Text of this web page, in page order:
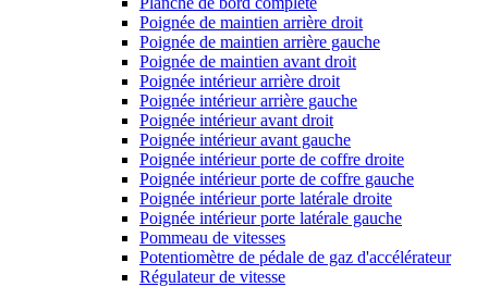
Poignée de maintien arrière droit
Poignée de maintien arrière gauche
Poignée de maintien avant droit
Poignée intérieur arrière droit
Poignée intérieur arrière gauche
Poignée intérieur avant droit
Poignée intérieur avant gauche
Poignée intérieur porte de coffre droite
Poignée intérieur porte de coffre gauche
Poignée intérieur porte latérale droite
Poignée intérieur porte latérale gauche
Pommeau de vitesses
Potentiomètre de pédale de gaz d'accélérateur
Régulateur de vitesse